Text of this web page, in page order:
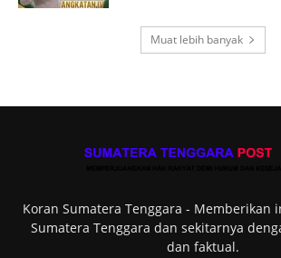
Muat lebih banyak
Koran Sumatera Tenggara - Memberikan
Sumatera Tenggara dan sekitarnya
dan faktual.